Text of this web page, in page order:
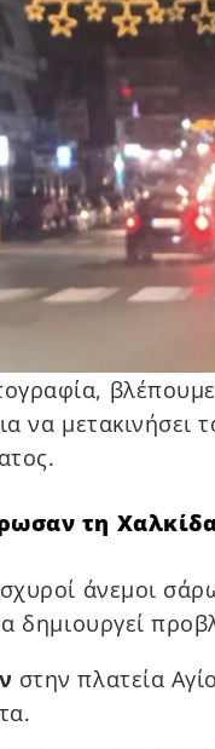
να μετακινήσει
τη
άνεμοι
δημιουργεί
στην πλατεία